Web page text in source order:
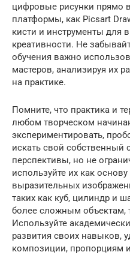
цифровые рисунки прямо
платформы, как Picsart
кисти и инструменты для
креативности. Не
обучения важно
мастеров, анализируя их
на практике.
Помните, что практика и
любом творческом
экспериментировать,
искать свой собственный
перспективы, но не
используйте их как
выразительных
таких как куб, цилиндр и
более сложным объектам,
Используйте
развития своих навыков,
композиции, пропорциям